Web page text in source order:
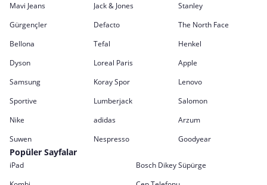
Mavi Jeans
Jack & Jones
Stanley
Gürgençler
Defacto
The North Face
Bellona
Tefal
Henkel
Dyson
Loreal Paris
Apple
Samsung
Koray Spor
Lenovo
Sportive
Lumberjack
Salomon
Nike
adidas
Arzum
Suwen
Nespresso Goodyear
Popüler Sayfalar
iPad
Bosch Dikey Süpürge